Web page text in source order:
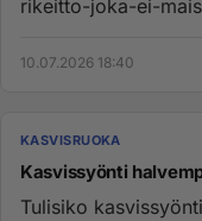
rikeitto-joka-ei-
10.07.2026 18:40
KASVISRUOKA
Kasvissyönti
Tulisiko